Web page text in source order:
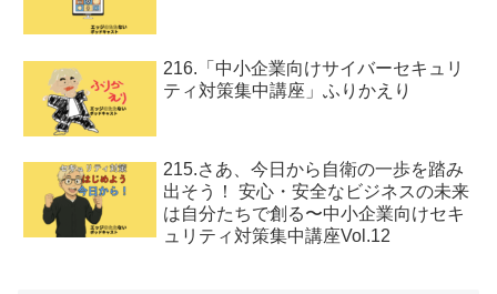
216.「中小企業向けサイバーセキュリ
ティ対策集中講座」ふりかえり
215.さあ、今日から自衛の一歩を踏み
出そう！ 安心・安全なビジネスの未来
は自分たちで創る〜中小企業向けセキ
ュリティ対策集中講座Vol.12